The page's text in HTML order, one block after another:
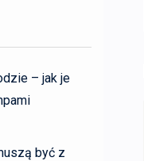
– jak je
być z